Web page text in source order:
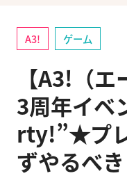
A3! ゲーム
【A3!（エ
3周年イベ
rty!”★プ
ずやるべき